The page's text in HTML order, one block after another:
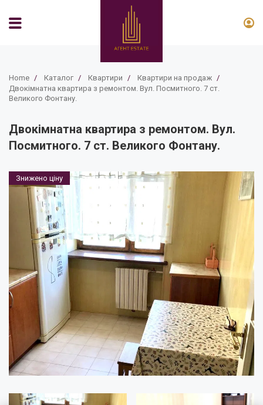
Home / Каталог / Квартири / Квартири на продаж /
Двокімнатна квартира з ремонтом. Вул. Посмитного. 7 ст.
Великого Фонтану.
Двокімнатна квартира з ремонтом. Вул.
Посмитного. 7 ст. Великого Фонтану.
Знижено ціну